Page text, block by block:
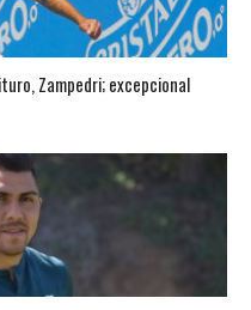
Zampedri; excepcional